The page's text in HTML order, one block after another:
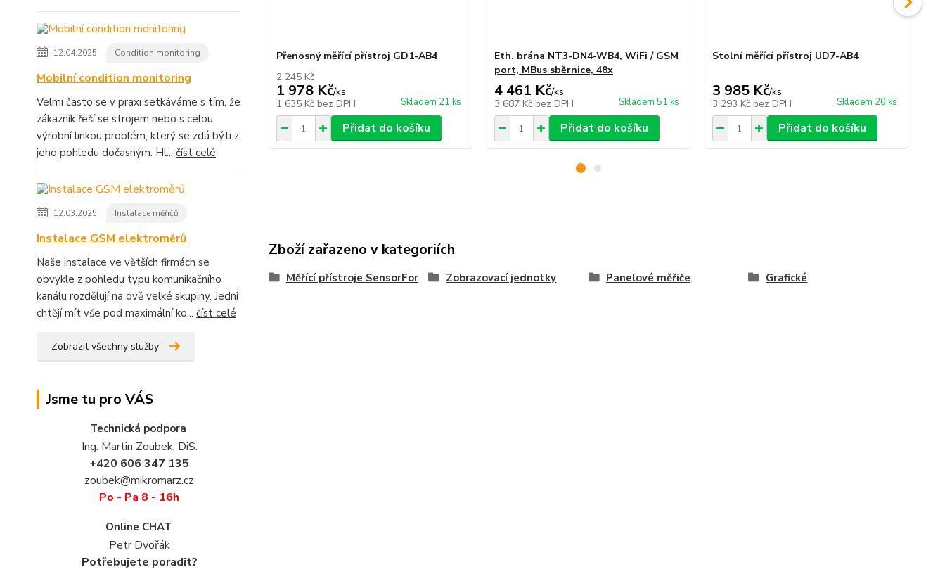
12.04.2025 Condition monitoring
Mobilní condition monitoring
Velmi často se v praxi setkáváme s tím, že
zákazník řeší se strojem nebo s celou
výrobní linkou problém, který se zdá býti z
jeho pohledu dočasným. Hl... číst celé
12.03.2025 Instalace měřičů
Instalace GSM elektroměrů
Naše instalace ve větších firmách se
obvykle z pohledu typu komunikačního
kanálu rozdělují na dvě velké skupiny. Jedni
chtějí mít vše pod maximální ko... číst celé
Zobrazit všechny služby
Jsme tu pro VÁS
Technická podpora
Ing. Martin Zoubek, DiS.
+420 606 347 135
zoubek@mikromarz.cz
Po - Pa 8 - 16h
Online CHAT
Petr Dvořák
Potřebujete poradit?
Přenosný měřící přístroj GD1-AB4
2 245 Kč
1 978 Kč/ks
1 635 Kč bez DPH Skladem 21 ks
Přidat do košíku
Eth. brána NT3-DN4-WB4, WiFi / GSM
port, MBus sběrnice, 48x
4 461 Kč/ks
3 687 Kč bez DPH Skladem 51 ks
Přidat do košíku
Stolní měřící přístroj UD7-AB4
3 985 Kč/ks
3 293 Kč bez DPH Skladem 20 ks
Přidat do košíku
Zboží zařazeno v kategoriích
Měřící přístroje SensorFor Zobrazovací jednotky Panelové měřiče Grafické